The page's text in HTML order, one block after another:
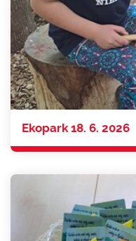
Ekopark 18. 6. 2026